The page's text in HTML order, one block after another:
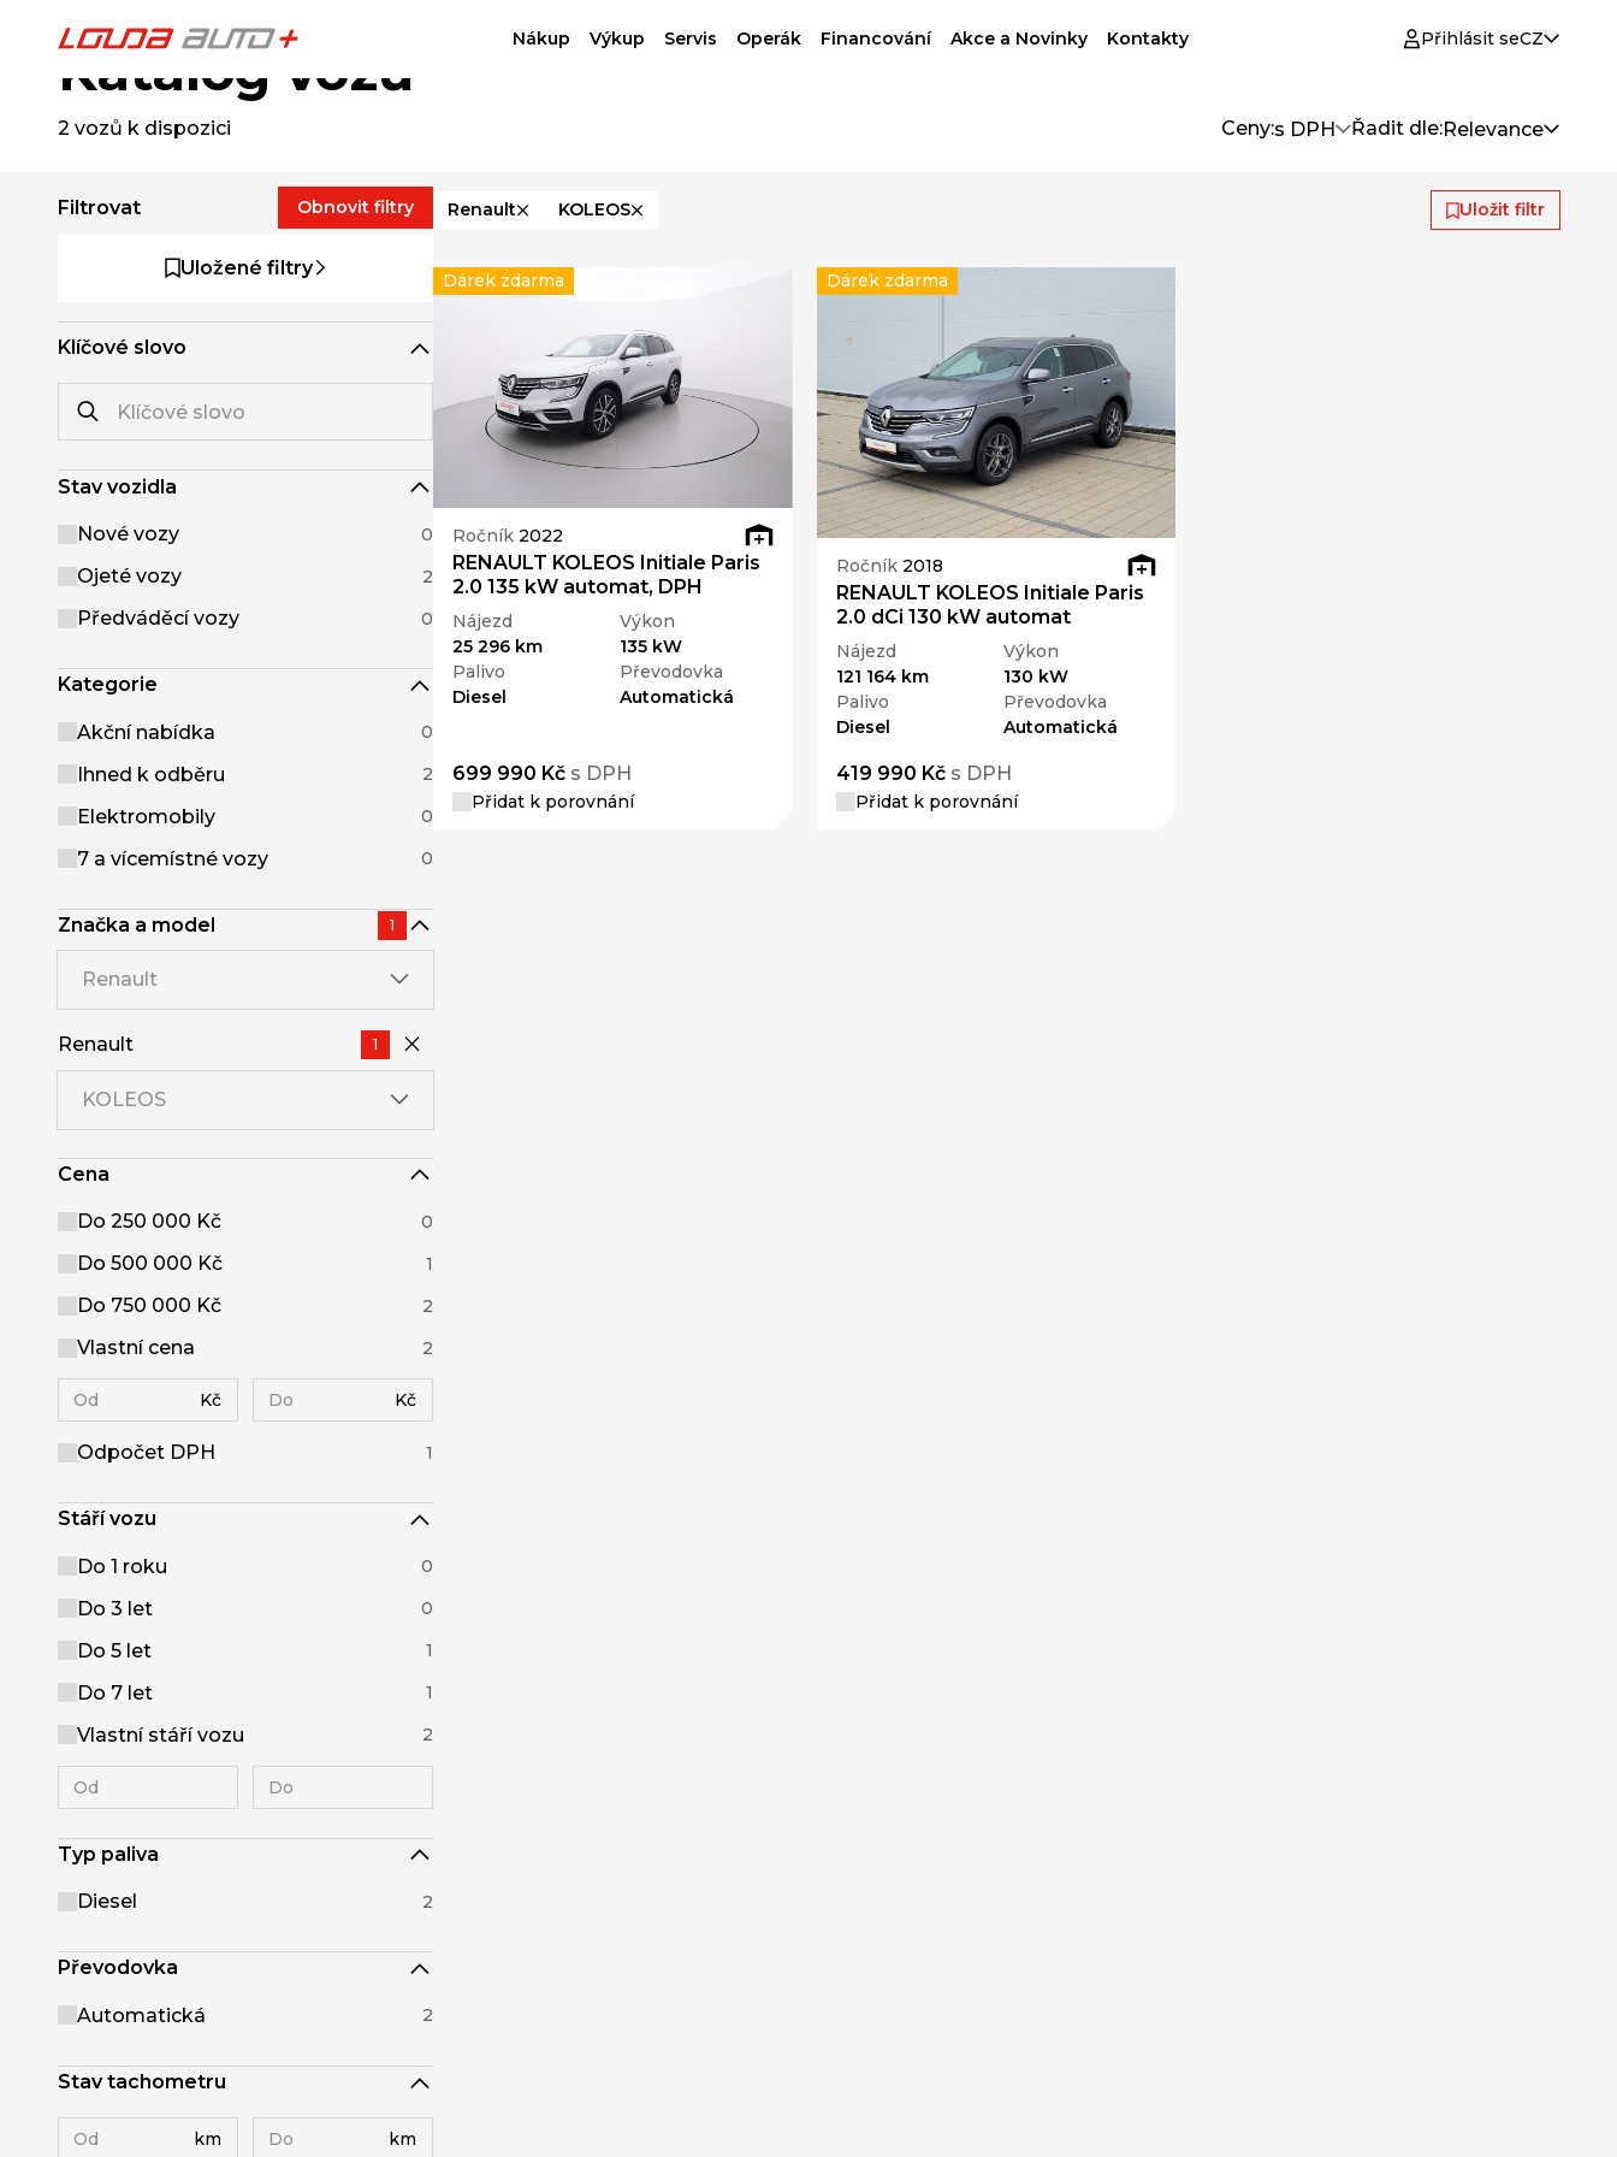
Nákup Výkup Servis Operák Financování Akce a Novinky Kontakty Přihlásit seCZ
Katalog vozů
2 vozů k dispozici Ceny:s DPH Řadit dle:Relevance
Filtrovat Obnovit filtry
Uložené filtry
Klíčové slovo
Stav vozidla
Nové vozy 0
Ojeté vozy 2
Předváděcí vozy 0
Kategorie
Akční nabídka 0
Ihned k odběru 2
Elektromobily 0
7 a vícemístné vozy 0
Značka a model 1
Renault
Renault 1
KOLEOS
Cena
Do 250 000 Kč 0
Do 500 000 Kč 1
Do 750 000 Kč 2
Vlastní cena 2
Kč Kč
Odpočet DPH 1
Stáří vozu
Do 1 roku 0
Do 3 let 0
Do 5 let 1
Do 7 let 1
Vlastní stáří vozu 2
Typ paliva
Diesel 2
Převodovka
Automatická 2
Stav tachometru
km km
Renault KOLEOS Uložit filtr
Ročník 2022
RENAULT KOLEOS Initiale Paris
2.0 135 kW automat, DPH
Nájezd
25 296 km
Výkon
135 kW
Palivo
Diesel
Převodovka
Automatická
699 990 Kč s DPH
Přidat k porovnání
Dárek zdarma
Ročník 2018
RENAULT KOLEOS Initiale Paris
2.0 dCi 130 kW automat
Nájezd
121 164 km
Výkon
130 kW
Palivo
Diesel
Převodovka
Automatická
419 990 Kčs DPH
Přidat k porovnání
Dárek zdarma